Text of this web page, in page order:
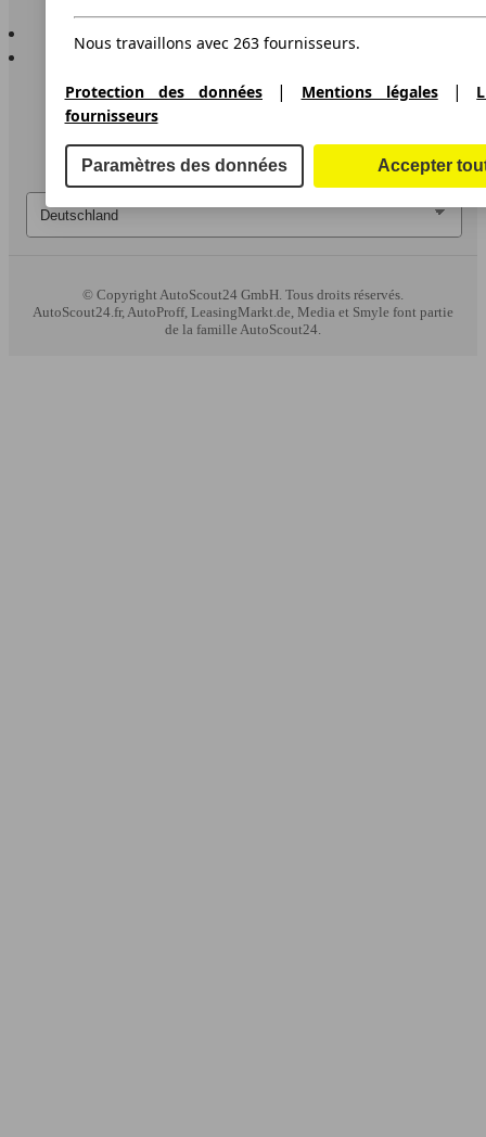
AutoScout24 pour Android
© CopyrightAutoScout24 GmbH. Tous droits réservés.
AutoScout24.fr, AutoProff, LeasingMarkt.de, Media et Smyle font partie
de la famille AutoScout24.
Nous travaillons avec 263 fournisseurs.
Protection des données | Mentions légales|
fournisseurs
Paramètres des données Accepter